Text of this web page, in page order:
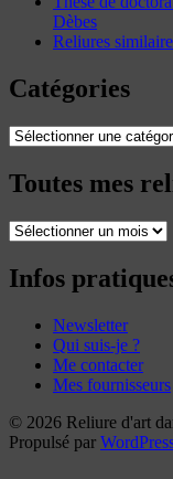
Dèbes
Reliures
Catégories
Catégories
Toutes mes
Toutes
reliures
Infos
Newsletter
Qui suis-je ?
Me contacter
Mes fournisseurs
© 2026 Reliure d'art
Propulsé par